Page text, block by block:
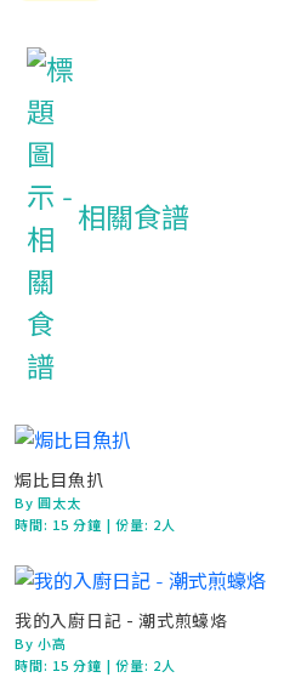
相關食譜
焗比目魚扒
By 圓太太
時間: 15 分鐘 | 份量: 2人
我的入廚日記 - 潮式煎蠔烙
By 小高
時間: 15 分鐘 | 份量: 2人